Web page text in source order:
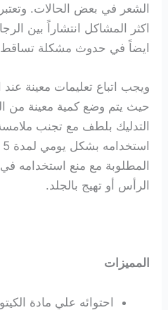
الشعر في بعض الحالات.
اكثر المشاكل انتشاراً بين
ايضاً في حدوث مشكلة تساقط
ويجب اتباع تعليمات معينة
حيث يتم وضع كمية معينة من
التدليك بلطف مع تجنب
المطلوبة مع منع استخدامه
الرأس أو تهيج بالجلد.
المميزات
احتوائه علي مادة